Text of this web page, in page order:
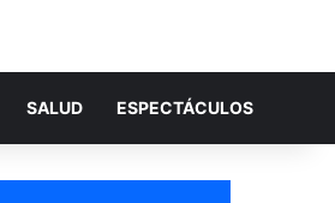
SALUD ESPECTÁCULOS